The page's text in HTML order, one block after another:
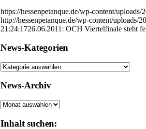
https://hessenpetanque.de/wp-content/
http://hessenpetanque.de/wp-content/uploads/
21:24:1726.06.2011: OCH Viertelfinale steht
News-Kategorien
News-
News-Archiv
News-
Inhalt suchen: